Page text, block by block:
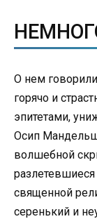
О нем
горячо и
эпитетами,
Осип
волшебной
разлетевшиеся
священной
серенький и